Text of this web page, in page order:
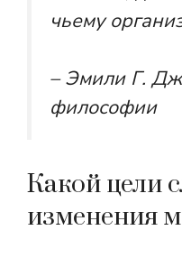
чьему
– Эмили Г.
философии
Какой цели
изменения